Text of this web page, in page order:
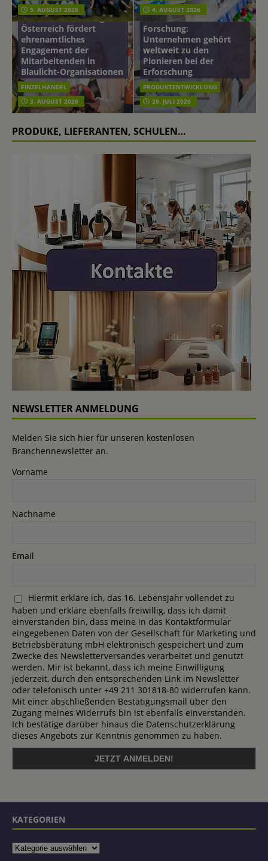
5. AUGUST 2026
4. AUGUST 2026
mehr vom leben tag: dm
Österreich fördert
ehrenamtliches
Engagement der
Mitarbeitenden in
Blaulicht-Organisationen
EINZELHANDEL
3. AUGUST 2026
Beiersdorf
Hautmikrobiom-
Forschung:
Unternehmen gehört
weltweit zu den
Pionieren bei der
Erforschung
PRODUKTENTWICKLUNG
29. JULI 2026
PRODUKE, LIEFERANTEN, SCHULEN…
NEWSLETTER ANMELDUNG
Melden Sie sich hier für unseren kostenlosen
Branchennewsletter an.
Vorname
Nachname
Email
Hiermit erkläre ich, das 16. Lebensjahr vollendet zu
haben und erkläre ebenfalls freiwillig, dass ich damit
einverstanden bin, dass meine in das Kontaktformular
eingegebenen Daten von der Gesellschaft für Marketing und
Betriebsberatung mbH elektronisch gespeichert und zum
Zwecke des Newsletterversandes verarbeitet und genutzt
werden. Mir ist bekannt, dass ich meine Einwilligung
jederzeit, durch den entsprechenden Link im Newsletter
oder telefonisch unter +49 211 301818-80 widerrufen kann.
Mit einer abschließenden Bestätigungsmail über den
Zugang meines Widerrufs bin ist ebenfalls einverstanden.
Ich bestätige darüber hinaus die Datenschutzerklärung
dieses Angebots zur Kenntnis genommen zu haben.
KATEGORIEN